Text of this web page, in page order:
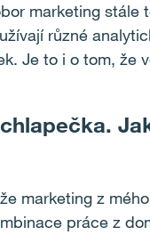
marketing
různé
Je to i o tom, že
marketing z
práce z